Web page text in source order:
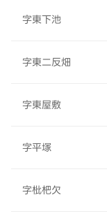
字東下池
字東二反畑
字東屋敷
字平塚
字枇杷欠